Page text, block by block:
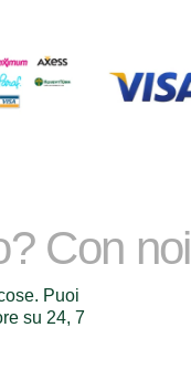
Con noi
Puoi
su 24, 7